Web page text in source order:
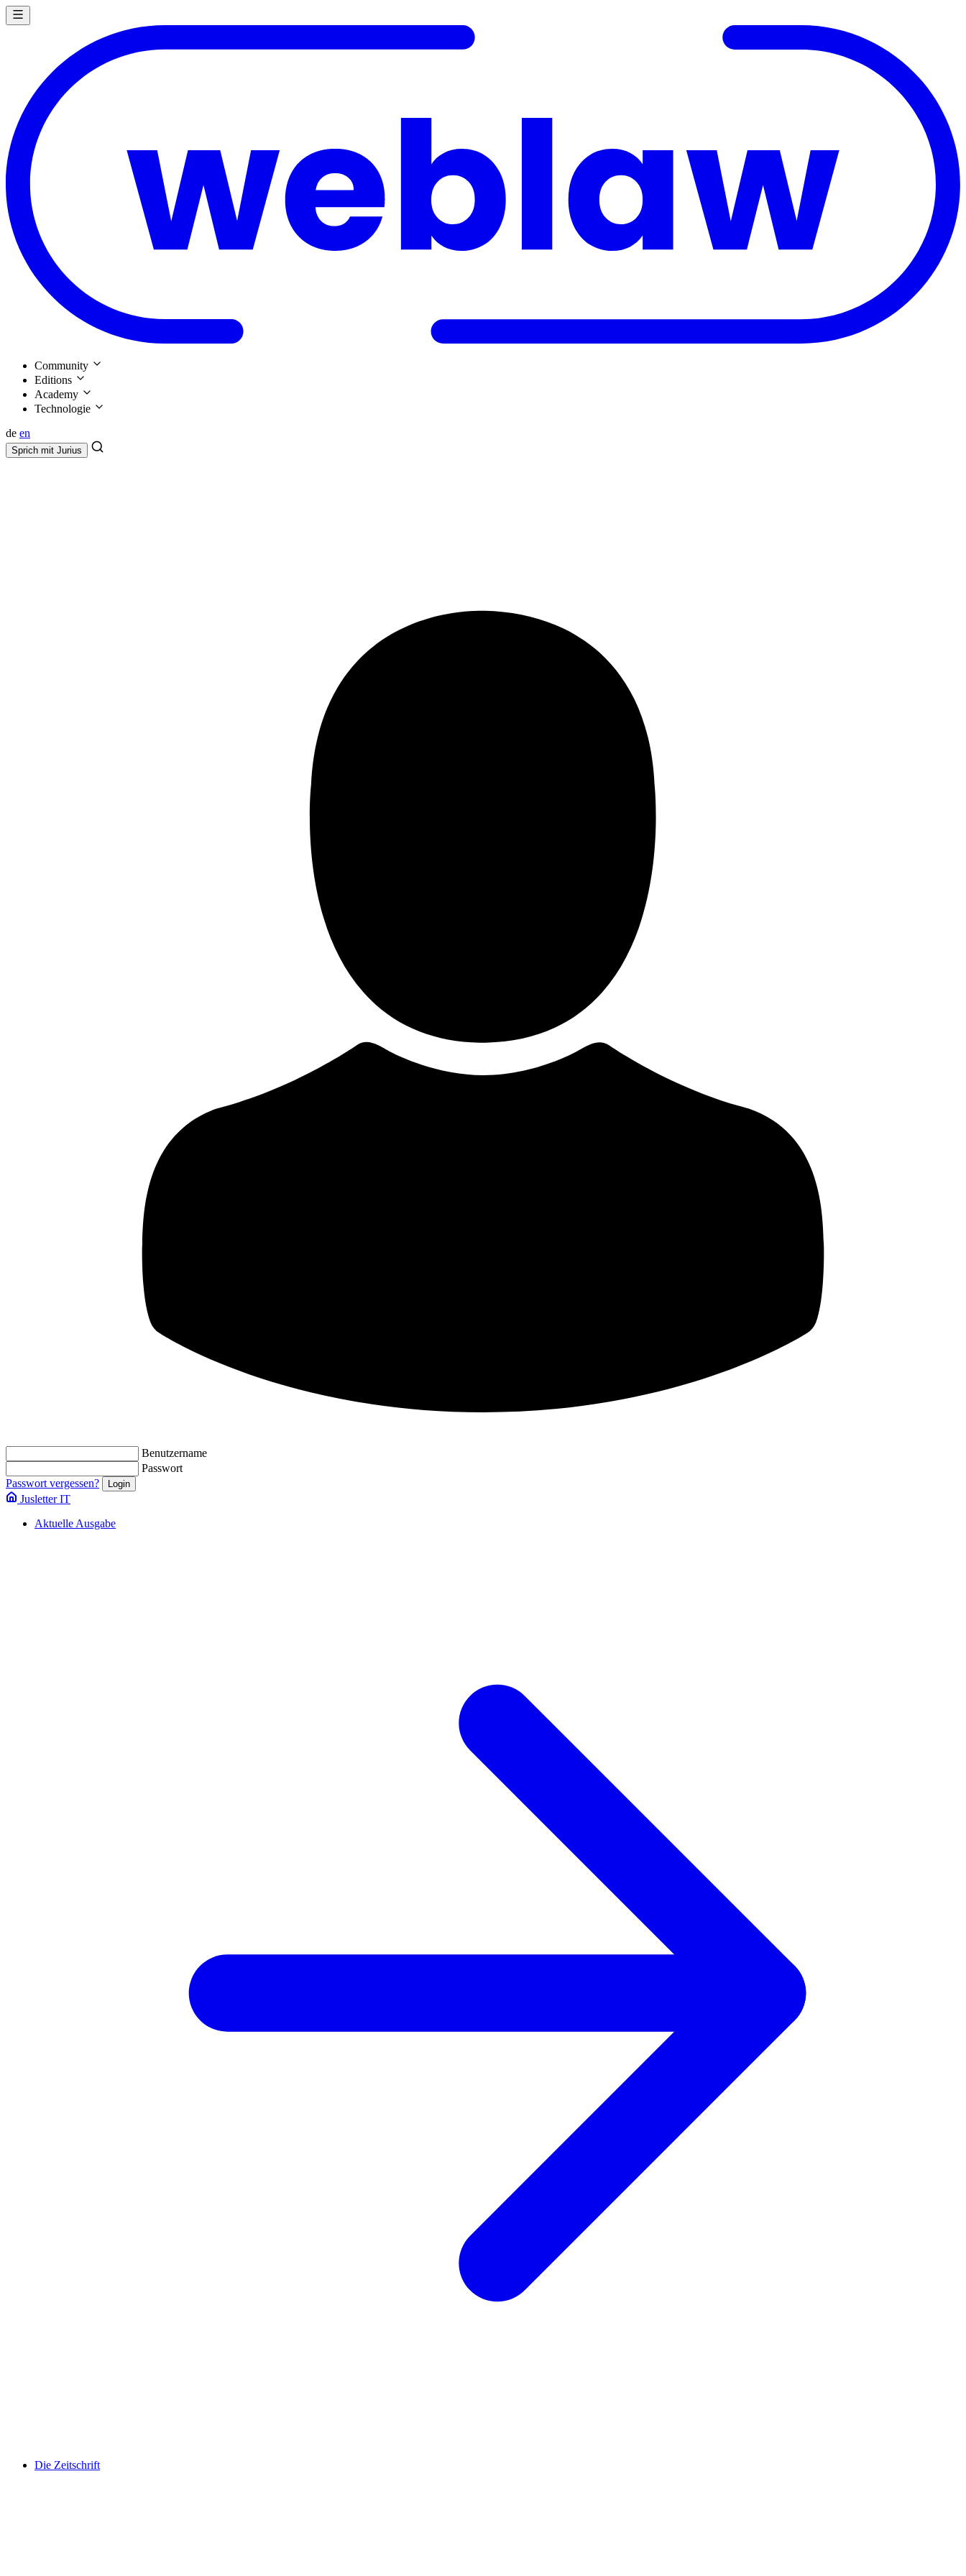
Community
Editions
Academy
Technologie
de en
Sprich mit Jurius
Benutzername
Passwort
Passwort vergessen?
Jusletter IT
Aktuelle Ausgabe
Die Zeitschrift